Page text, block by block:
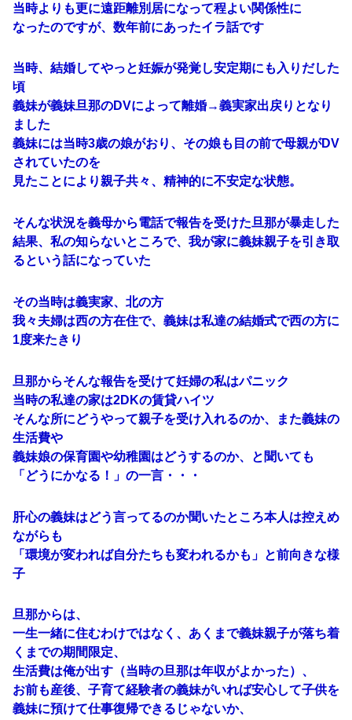
当時よりも更に遠距離別居になって程よい関係性に
なったのですが、数年前にあったイラ話です
当時、結婚してやっと妊娠が発覚し安定期にも入りだした
頃
義妹が義妹旦那のDVによって離婚→義実家出戻りとなり
ました
義妹には当時3歳の娘がおり、その娘も目の前で母親がDV
されていたのを
見たことにより親子共々、精神的に不安定な状態。
そんな状況を義母から電話で報告を受けた旦那が暴走した
結果、私の知らないところで、我が家に義妹親子を引き取
るという話になっていた
その当時は義実家、北の方
我々夫婦は西の方在住で、義妹は私達の結婚式で西の方に
1度来たきり
旦那からそんな報告を受けて妊婦の私はパニック
当時の私達の家は2DKの賃貸ハイツ
そんな所にどうやって親子を受け入れるのか、また義妹の
生活費や
義妹娘の保育園や幼稚園はどうするのか、と聞いても
「どうにかなる！」の一言・・・
肝心の義妹はどう言ってるのか聞いたところ本人は控えめ
ながらも
「環境が変われば自分たちも変われるかも」と前向きな様
子
旦那からは、
一生一緒に住むわけではなく、あくまで義妹親子が落ち着
くまでの期間限定、
生活費は俺が出す（当時の旦那は年収がよかった）、
お前も産後、子育て経験者の義妹がいれば安心して子供を
義妹に預けて仕事復帰できるじゃないか、